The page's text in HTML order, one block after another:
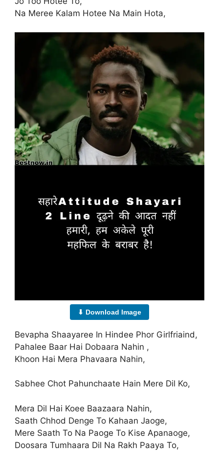
Na Meree Kalam Hotee Na Main Hota,
⬇ Download Image
Bevapha Shaayaree In Hindee Phor Girlfriaind,
Pahalee Baar Hai Dobaara Nahin ,
Khoon Hai Mera Phavaara Nahin,
Sabhee Chot Pahunchaate Hain Mere Dil Ko,
Mera Dil Hai Koee Baazaara Nahin,
Saath Chhod Denge To Kahaan Jaoge,
Mere Saath To Na Paoge To Kise Apanaoge,
Doosara Tumhaara Dil Na Rakh Paaya To,